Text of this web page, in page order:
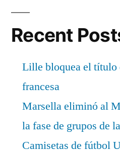
Recent
Lille bloquea el título
francesa
Marsella eliminó al
la fase de grupos de
Camisetas de fútbol